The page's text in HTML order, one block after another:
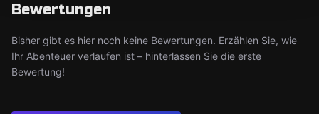
Bewertungen
Bisher gibt es hier noch keine Bewertungen. Erzählen Sie, wie
Ihr Abenteuer verlaufen ist – hinterlassen Sie die erste
Bewertung!